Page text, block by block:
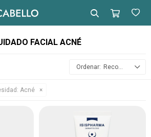
FACIAL ACNÉ
Recomendados
Acné